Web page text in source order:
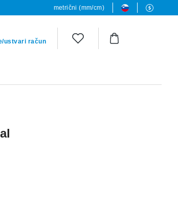
metrični (mm/cm)
ustvari račun